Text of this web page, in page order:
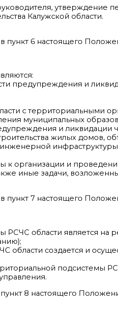
утверждение
Калужской области.
пункт 6 настоящего
предупреждения и
с территориальными
муниципальных
и ликвидации
жилых домов,
к организации и
иные задачи,
пункт 7 настоящего
области является на
области создается и
подсистемы
пункт 8 настоящего